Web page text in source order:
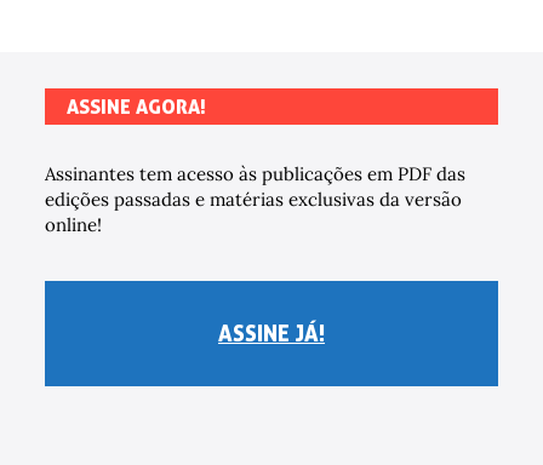
ASSINE AGORA!
Assinantes tem acesso às publicações em PDF das
edições passadas e matérias exclusivas da versão
online!
ASSINE JÁ!